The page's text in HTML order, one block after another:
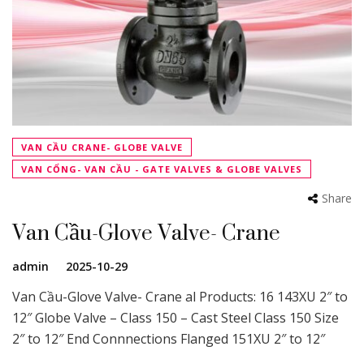
VAN CẦU CRANE- GLOBE VALVE
VAN CỔNG- VAN CẦU - GATE VALVES & GLOBE VALVES
Share
Van Cầu-Glove Valve- Crane
admin 2025-10-29
Van Cầu-Glove Valve- Crane al Products: 16 143XU 2″ to
12″ Globe Valve – Class 150 – Cast Steel Class 150 Size
2″ to 12″ End Connnections Flanged 151XU 2″ to 12″